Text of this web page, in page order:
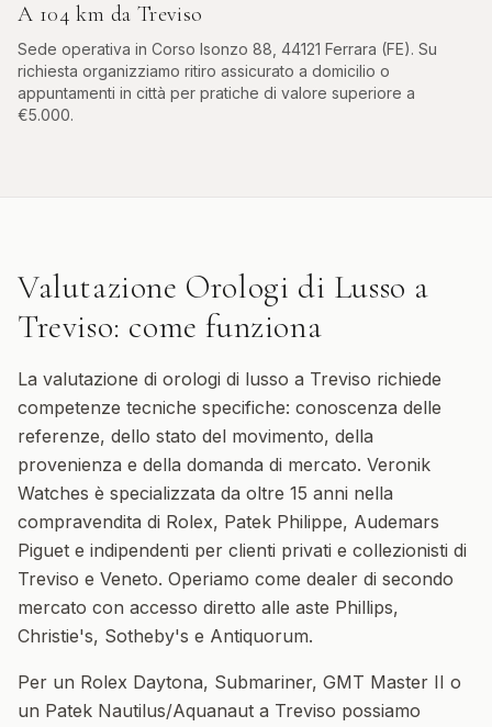
A 104 km da Treviso
Sede operativa in Corso Isonzo 88, 44121 Ferrara (FE). Su
richiesta organizziamo ritiro assicurato a domicilio o
appuntamenti in città per pratiche di valore superiore a
€5.000.
Valutazione Orologi di Lusso a
Treviso: come funziona
La valutazione di orologi di lusso a Treviso richiede
competenze tecniche specifiche: conoscenza delle
referenze, dello stato del movimento, della
provenienza e della domanda di mercato. Veronik
Watches è specializzata da oltre 15 anni nella
compravendita di Rolex, Patek Philippe, Audemars
Piguet e indipendenti per clienti privati e collezionisti di
Treviso e Veneto. Operiamo come dealer di secondo
mercato con accesso diretto alle aste Phillips,
Christie's, Sotheby's e Antiquorum.
Per un Rolex Daytona, Submariner, GMT Master II o
un Patek Nautilus/Aquanaut a Treviso possiamo